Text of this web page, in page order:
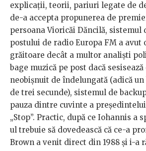
explicații, teorii, pariuri legate de
de-a accepta propunerea de
persoana Vioricăi Dăncilă, sistemul
postului de radio Europa FM a
grăitoare decât a multor analiști
bage muzică pe post dacă sesisează
neobișnuit de îndelungată (adică
de trei secunde), sistemul de
pauza dintre cuvinte a
„Stop”. Practic, după ce Iohannis a
ul trebuie să dovedească că ce-a
Brown a venit direct din 1988 și i-a